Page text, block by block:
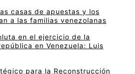
casas de apuestas y los
a las familias venezolanas
en el ejercicio de la
en Venezuela: Luis
para la Reconstrucción